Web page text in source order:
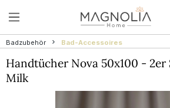
Zum Hauptinhalt springen
Badzubehör Bad-Accessoires
Handtücher Nova 50x100 -
Milk